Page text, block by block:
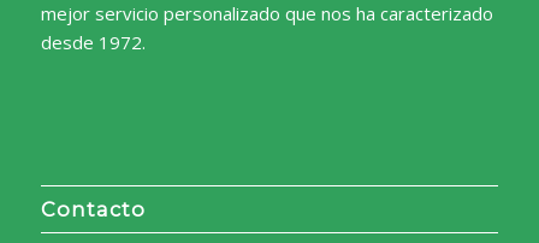
mejor servicio personalizado que nos ha caracterizado
desde 1972.
Contacto